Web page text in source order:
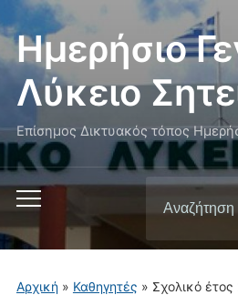
Ημερήσιο
Λύκειο
Επίσημος Δικτυακός τόπος
Εναλλαγή
του
μενού
για
Αναζήτηση
για:
Αρχική» Καθηγητές » Σχολικό